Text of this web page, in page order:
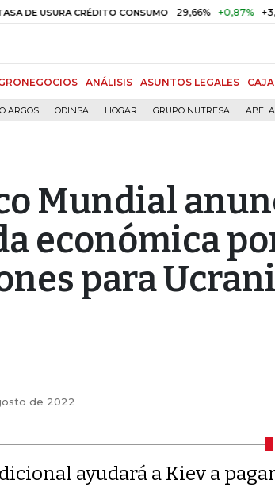
CRÉDITO CONSUMO 29,66% +0,87% +3,02%
ANÁLISIS ASUNTOS LEGALES
ARGOS ODINSA HOGAR GRUPO NUTRESA
Mundial
económica
para
de 2022
ayudará a Kiev a